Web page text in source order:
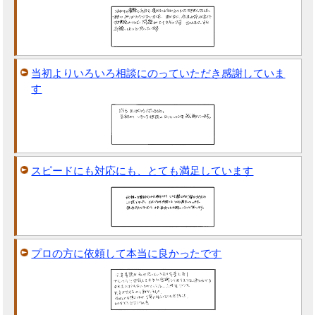
当初よりいろいろ相談にのっていただき感謝していま
す
スピードにも対応にも、とても満足しています
プロの方に依頼して本当に良かったです